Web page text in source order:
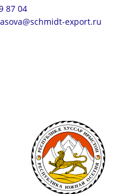
87 04
export.ru